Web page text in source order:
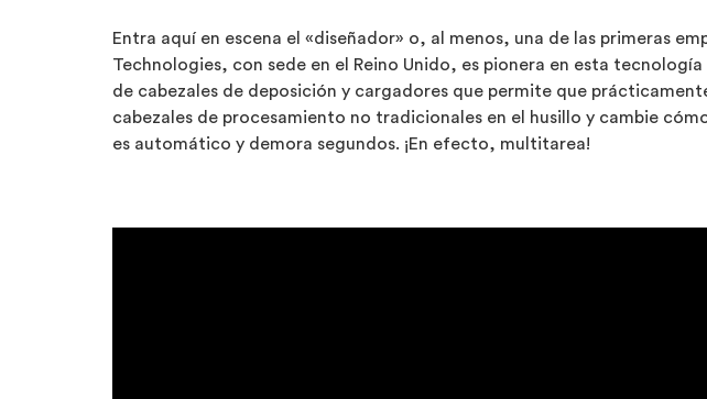
Entra aquí en escena el «diseñador» o, al menos, una de las primeras
Technologies, con sede en el Reino Unido, es pionera en esta
de cabezales de deposición y cargadores que permite que
cabezales de procesamiento no tradicionales en el husillo y cambie
es automático y demora segundos. ¡En efecto, multitarea!